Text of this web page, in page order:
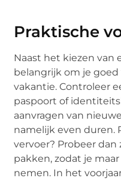
Praktische
Naast het kiezen van
belangrijk om je
vakantie. Controleer
paspoort of
aanvragen van
namelijk even duren.
vervoer? Probeer
pakken, zodat je
nemen. In het